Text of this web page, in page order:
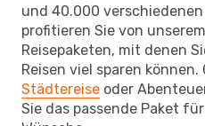
und 40.000
profitieren Sie von
Reisepaketen, mit denen
Reisen viel sparen können.
Städtereise oder
Sie das passende Paket